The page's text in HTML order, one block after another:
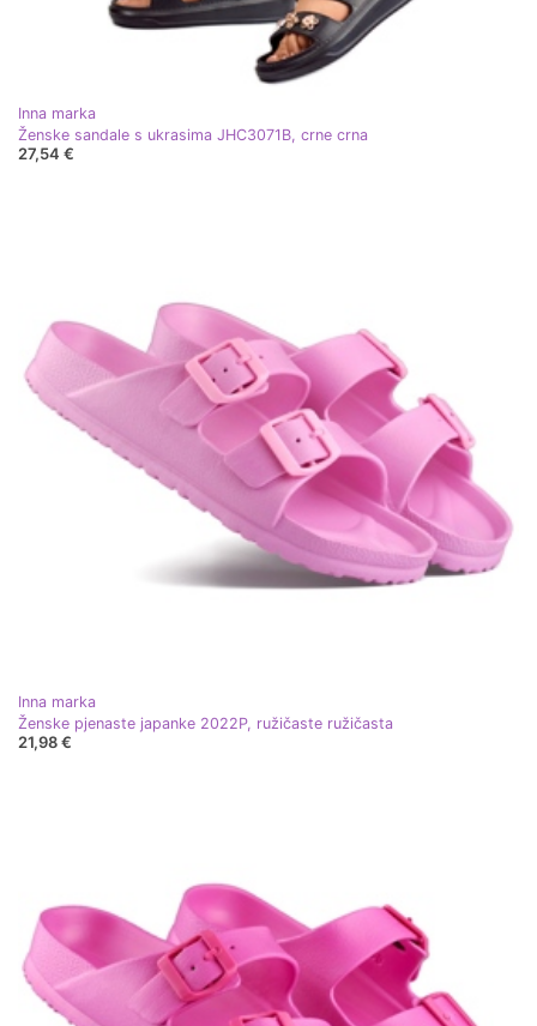
Inna marka
Ženske sandale s ukrasima JHC3071B, crne crna
27,54 €
Inna marka
Ženske pjenaste japanke 2022P, ružičaste ružičasta
21,98 €